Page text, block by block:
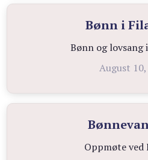
Bønn i
Bønn og lovsang
August
Oppmøte ved